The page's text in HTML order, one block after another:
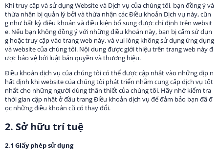
Khi truy cập và sử dụng Website và Dịch vụ của chúng tôi, bạn đồng ý và
thừa nhận bị quản lý bởi và thừa nhận các Điều khoản Dịch vụ này, cũn
g như bất kỳ điều khoản và điều kiện bổ sung được chỉ định trên websit
e. Nếu bạn không đồng ý với những điều khoản này, bạn bị cấm sử dụn
g hoặc truy cập vào trang web này, và vui lòng không sử dụng ứng dụng
và website của chúng tôi. Nội dung được giới thiệu trên trang web này đ
ược bảo vệ bởi luật bản quyền và thương hiệu.
Điều khoản dịch vụ của chúng tôi có thể được cập nhật vào những dịp n
hất định khi website của chúng tôi phát triển nhằm cung cấp dịch vụ tốt
nhất cho những người dùng thân thiết của chúng tôi. Hãy nhớ kiểm tra
thời gian cập nhật ở đầu trang Điều khoản dịch vụ để đảm bảo bạn đã đ
ọc những điều khoản cũ có thay đổi.
2. Sở hữu trí tuệ
2.1 Giấy phép sử dụng